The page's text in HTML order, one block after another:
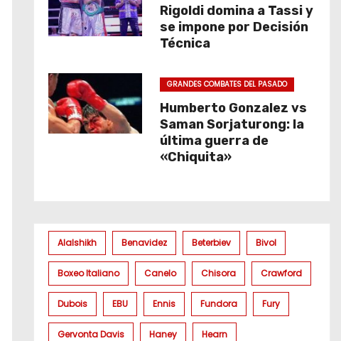
Rigoldi domina a Tassi y
se impone por Decisión
Técnica
GRANDES COMBATES DEL PASADO
Humberto Gonzalez vs
Saman Sorjaturong: la
última guerra de
«Chiquita»
Alalshikh Benavidez Beterbiev Bivol
Boxeo Italiano Canelo Chisora Crawford
Dubois EBU Ennis Fundora Fury
Gervonta Davis Haney Hearn